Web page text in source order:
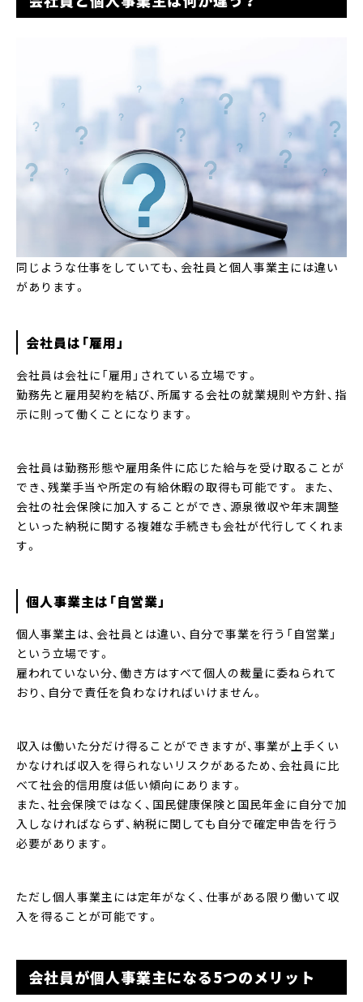
同じような仕事をしていても、会社員と個人事業主には違い
があります。
会社員は「雇用」
会社員は会社に「雇用」されている立場です。
勤務先と雇用契約を結び、所属する会社の就業規則や方針、指
示に則って働くことになります。
会社員は勤務形態や雇用条件に応じた給与を受け取ることが
でき、残業手当や所定の有給休暇の取得も可能です。 また、
会社の社会保険に加入することができ、源泉徴収や年末調整
といった納税に関する複雑な手続きも会社が代行してくれま
す。
個人事業主は「自営業」
個人事業主は、会社員とは違い、自分で事業を行う「自営業」
という立場です。
雇われていない分、働き方はすべて個人の裁量に委ねられて
おり、自分で責任を負わなければいけません。
収入は働いた分だけ得ることができますが、事業が上手くい
かなければ収入を得られないリスクがあるため、会社員に比
べて社会的信用度は低い傾向にあります。
また、社会保険ではなく、国民健康保険と国民年金に自分で加
入しなければならず、納税に関しても自分で確定申告を行う
必要があります。
ただし個人事業主には定年がなく、仕事がある限り働いて収
入を得ることが可能です。
会社員が個人事業主になる5つのメリット